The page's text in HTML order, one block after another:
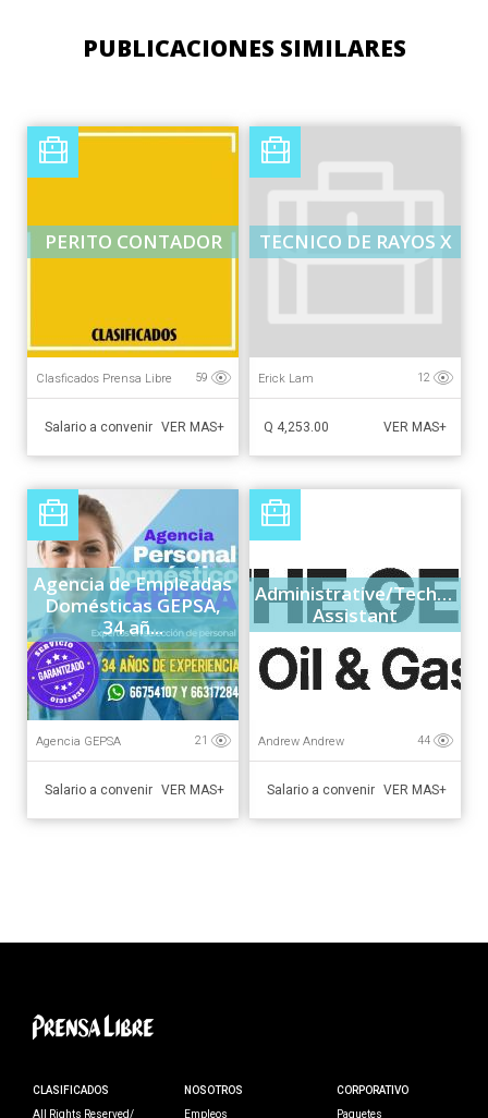
PUBLICACIONES SIMILARES
PERITO CONTADOR
Clasficados Prensa Libre 59
Salario a convenir VER MAS+
TECNICO DE RAYOS X
Erick Lam 12
Q 4,253.00 VER MAS+
Agencia de Empleadas
Domésticas GEPSA,
34 añ...
Agencia GEPSA 21
Salario a convenir VER MAS+
Administrative/Technical
Assistant
Andrew Andrew 44
Salario a convenir VER MAS+
CLASIFICADOS
All Rights Reserved/
NOSOTROS
Empleos
CORPORATIVO
Paquetes